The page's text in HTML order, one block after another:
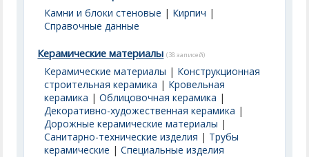
Камни и блоки стеновые | Кирпич |
Справочные данные
Керамические материалы (38 записей)
Керамические материалы | Конструкционная
строительная керамика | Кровельная
керамика |Облицовочная керамика |
Декоративно-художественная керамика |
Дорожные керамические материалы |
Санитарно-технические изделия | Трубы
керамические |Специальные изделия